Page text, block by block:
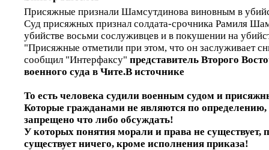
Присяжные признали Шамсутдинова виновным в
Суд присяжных признал солдата-срочника Рамиля
убийстве восьми сослуживцев и в покушении на
"Присяжные отметили при этом, что он заслуживает
сообщил "Интерфаксу" представитель Второго
военного суда в Чите.В источнике
То есть человека судили военным судом и
Которые гражданами не являются по
запрещено что либо обсуждать!
У которых понятия морали и права не существует,
существует ничего, кроме исполнения приказа!